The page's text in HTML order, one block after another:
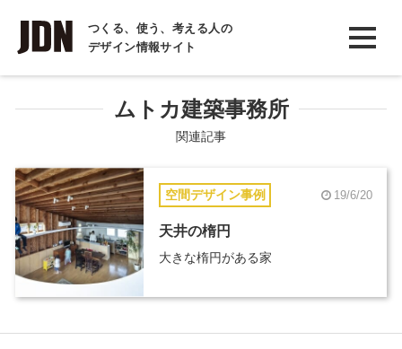
つくる、使う、考える人の
デザイン情報サイト
INTERVIEW
インタビュー
REPORT
COLUMN
コラム
ムトカ建築事務所
関連記事
空間デザイン事例 19/6/20
天井の楕円
大きな楕円がある家